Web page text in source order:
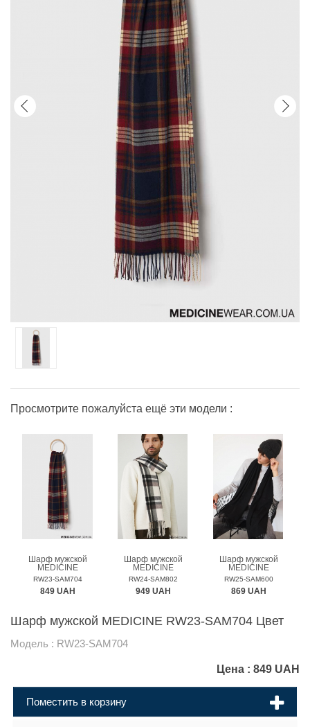
Просмотрите пожалуйста ещё эти модели :
Шарф мужской
MEDICINE
RW23-SAM704
849 UAH
Шарф мужской
MEDICINE
RW24-SAM802
949 UAH
Шарф мужской
MEDICINE
RW25-SAM600
869 UAH
Шарф мужской MEDICINE RW23-SAM704 Цвет
Модель : RW23-SAM704
Цена : 849 UAH
Поместить в корзину